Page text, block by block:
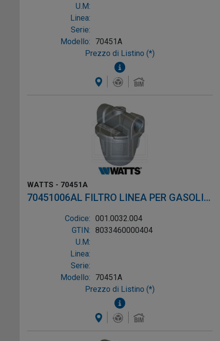
U.M:
Linea:
Serie:
Modello:
70451A
Prezzo di Listino (*)
WATTS - 70451A
70451006AL FILTRO LINEA PER GASOLIO
Codice: 001.0032.004
GTIN: 8033460000404
U.M:
Linea:
Serie:
Modello:
70451A
Prezzo di Listino (*)